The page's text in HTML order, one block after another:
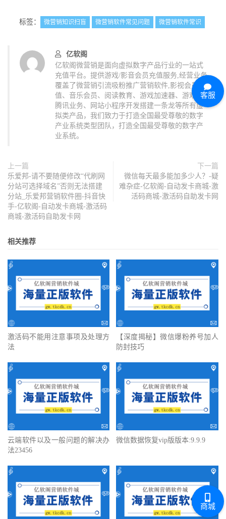
标签： 微营销知识扫盲 微营销软件常见问题 微营销软件常识
亿软阁
亿软阁微营销是面向虚拟数字产品行业的一站式
充值平台。提供游戏/影音会员充值服务,经营业务
覆盖了微营销引流吸粉推广营销软件,影视会员充
值、音乐会员、阅读教育、游戏加速器、游戏、
腾讯业务、网站小程序开发搭建一条龙等所有虚
拟类产品，我们致力于打造全国最受尊敬的数字
产业系统类型团队，打造全国最受尊敬的数字产
业系统。
上一篇
乐爱邦-请不要随便修改“代刷网
分站可选择域名”否则无法搭建
分站_乐爱邦营销软件圈-抖音快
手-亿软阁-自动发卡商城-激活码
商城-激活码自助发卡网
下一篇
微信每天最多能加多少人？-疑
难杂症-亿软阁-自动发卡商城-激
活码商城-激活码自助发卡网
相关推荐
激活码不能用注意事项及处理方
法
【深度揭秘】微信爆粉养号加人
防封技巧
云端软件以及一般问题的解决办
法23456
微信数据恢复vip版版本:9.9.9
客服
商城